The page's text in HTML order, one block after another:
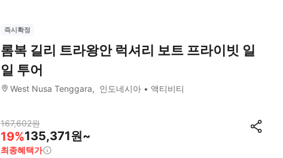
즉시확정
롬복 길리 트라왕안 럭셔리 보트 프라이빗 일
일 투어
West Nusa Tenggara 인도네시아 액티비티
167,602원
19%135,371원~
최종혜택가